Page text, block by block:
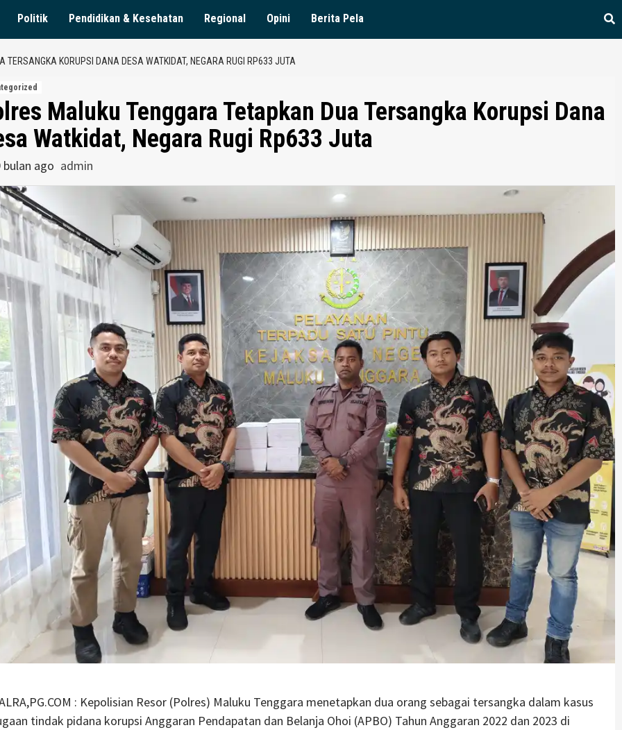
Politik Pendidikan & Kesehatan Regional Opini Berita Pela
TERSANGKA KORUPSI DANA DESA WATKIDAT, NEGARA RUGI RP633 JUTA
Maluku Tenggara Tetapkan Dua Tersangka Korupsi Dana
Watkidat, Negara Rugi Rp633 Juta
bulan ago admin
: Kepolisian Resor (Polres) Maluku Tenggara menetapkan dua orang sebagai tersangka dalam kasus
tindak pidana korupsi Anggaran Pendapatan dan Belanja Ohoi (APBO) Tahun Anggaran 2022 dan 2023 di